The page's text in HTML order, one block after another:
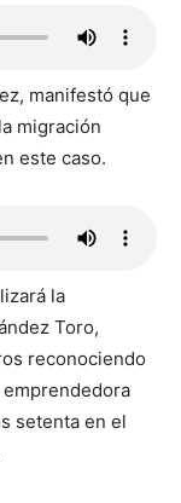
manifestó que
migración
este caso.
la
Toro,
reconociendo
setenta en el